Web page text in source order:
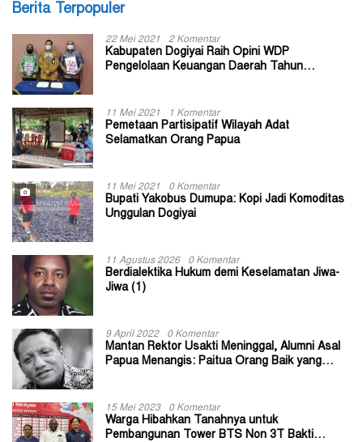
Berita Terpopuler
22 Mei 2021 2 Komentar
Kabupaten Dogiyai Raih Opini WDP
Pengelolaan Keuangan Daerah Tahun
11 Mei 2021 1 Komentar
Pemetaan Partisipatif Wilayah Adat
Selamatkan Orang Papua
11 Mei 2021 0 Komentar
Bupati Yakobus Dumupa: Kopi Jadi Komoditas
Unggulan Dogiyai
11 Agustus 2026 0 Komentar
Berdialektika Hukum demi Keselamatan Jiwa-
Jiwa (1)
9 April 2022 0 Komentar
Mantan Rektor Usakti Meninggal, Alumni Asal
Papua Menangis: Paitua Orang Baik yang
15 Mei 2023 0 Komentar
Warga Hibahkan Tanahnya untuk
Pembangunan Tower BTS Non 3T Bakti